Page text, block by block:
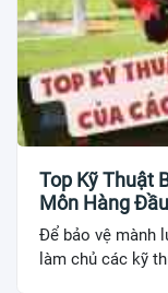
Top Kỹ Thuật
Môn Hàng Đầu
Để bảo vệ mành
làm chủ các kỹ